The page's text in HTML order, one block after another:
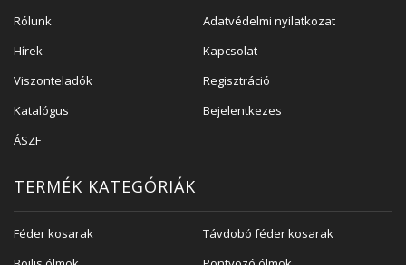
Rólunk
Adatvédelmi nyilatkozat
Hírek
Kapcsolat
Viszonteladók
Regisztráció
Katalógus
Bejelentkezes
ÁSZF
TERMÉK KATEGÓRIÁK
Féder kosarak
Távdobó féder kosarak